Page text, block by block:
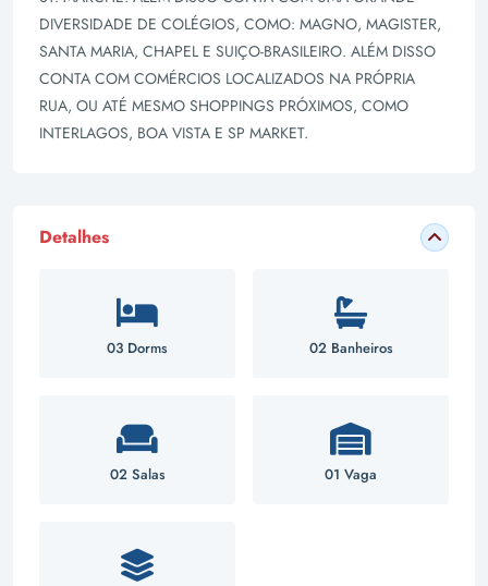
DIVERSIDADE DE COLÉGIOS, COMO: MAGNO, MAGISTER,
SANTA MARIA, CHAPEL E SUIÇO-BRASILEIRO. ALÉM DISSO
CONTA COM COMÉRCIOS LOCALIZADOS NA PRÓPRIA
RUA, OU ATÉ MESMO SHOPPINGS PRÓXIMOS, COMO
INTERLAGOS, BOA VISTA E SP MARKET.
Detalhes
03 Dorms 02 Banheiros
02 Salas 01 Vaga